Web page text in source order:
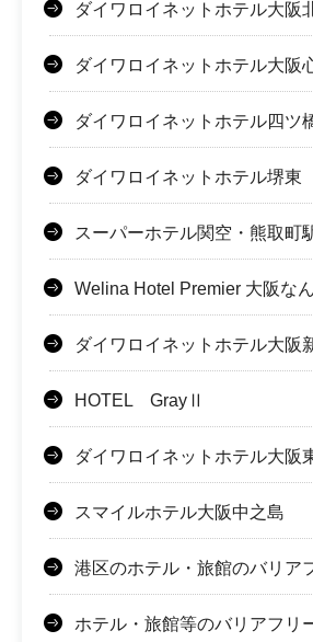
ダイワロイネットホテル大阪
ダイワロイネットホテル大阪
ダイワロイネットホテル四ツ
ダイワロイネットホテル堺東
スーパーホテル関空・熊取町
Welina Hotel Premier 大阪な
ダイワロイネットホテル大阪
HOTEL GrayⅡ
ダイワロイネットホテル大阪
スマイルホテル大阪中之島
港区のホテル・旅館のバリア
ホテル・旅館等のバリアフリ